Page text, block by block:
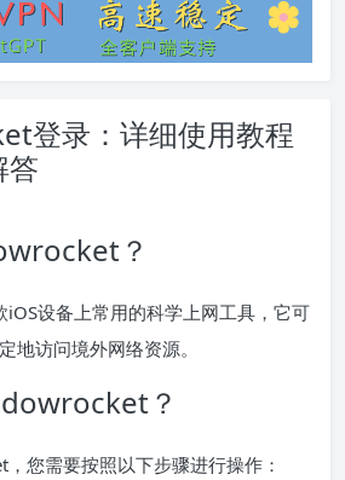
登录：详细使用教程
答
？
设备上常用的科学上网工具，它可
地访问境外网络资源。
？
您需要按照以下步骤进行操作：